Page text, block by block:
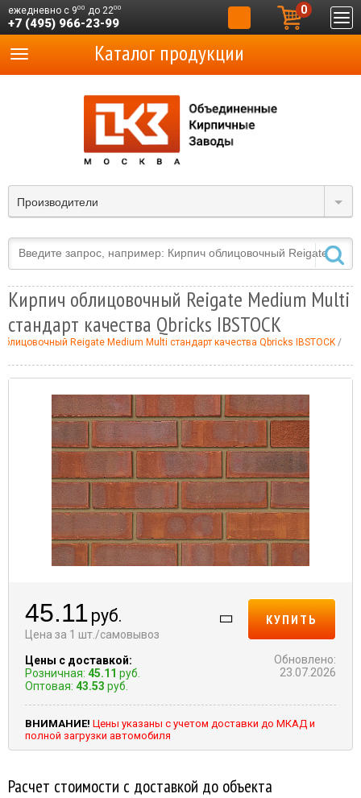
ежедневно с 900 до 2200
+7 (495) 966-23-99
0
Производители
Каталог продукции
Кирпич облицовочный Reigate Medium Multi
стандарт качества Qbricks IBSTOCK
Reigate Medium Multi стандарт качества Qbricks IBSTOCK
45.11 руб.
Цена за 1 шт./самовывоз
Цены с доставкой:
Розничная: 45.11 руб.
Оптовая: 43.53 руб.
КУПИТЬ
Обновлено:
23.07.2026
ВНИМАНИЕ! Цены указаны с учетом доставки до МКАД и
полной загрузки автомобиля
Расчет стоимости с доставкой до объекта